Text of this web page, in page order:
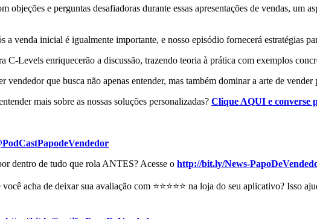
objeções e perguntas desafiadoras durante essas apresentações de vendas, um
venda inicial é igualmente importante, e nosso episódio fornecerá estratégias
C-Levels enriquecerão a discussão, trazendo teoria à prática com exemplos
que busca não apenas entender, mas também dominar a arte de
mais sobre as nossas soluções personalizadas? Clique AQUI e converse
dentro de tudo que rola ANTES? Acesse o http://bit.ly/News-
acha de deixar sua avaliação com ⭐⭐⭐⭐⭐ na loja do seu aplicativo? Isso